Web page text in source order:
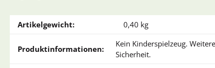
Artikelgewicht: 0,40 kg
Produktinformationen:
Kein Kinderspielzeug.
Sicherheit.